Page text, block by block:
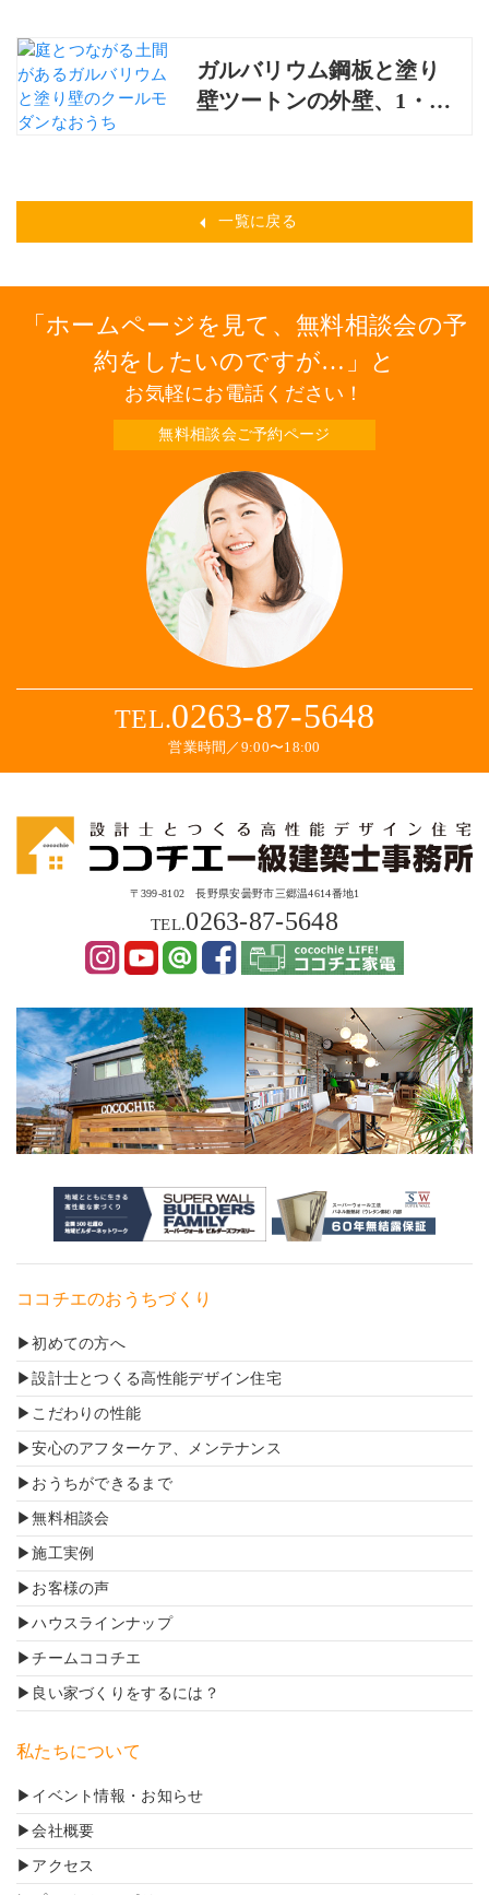
ガルバリウム鋼板と塗り
壁ツートンの外壁、1・2
一覧に戻る
ホームページを見て、無料相談会の予
約をしたいのですが…
と
お気軽にお電話ください！
無料相談会ご予約ページ
TEL.0263-87-5648
営業時間／9:00〜18:00
〒399-8102 長野県安曇野市三郷温4614番地1
TEL.0263-87-5648
ココチエのおうちづくり
初めての方へ
設計士とつくる高性能デザイン住宅
こだわりの性能
安心のアフターケア、メンテナンス
おうちができるまで
無料相談会
施工実例
お客様の声
ハウスラインナップ
チームココチエ
良い家づくりをするには？
私たちについて
イベント情報・お知らせ
会社概要
アクセス